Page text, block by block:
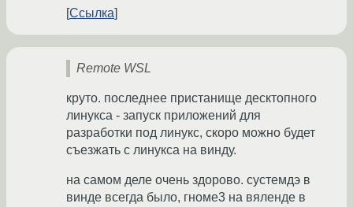
Ссылка
Remote WSL
круто. последнее пристанище десктопного
линукса - запуск приложений для
разработки под линукс, скоро можно будет
съезжать с линукса на винду.
на самом деле очень здорово. сустемдэ в
винде всегда было, гноме3 на вяленде в